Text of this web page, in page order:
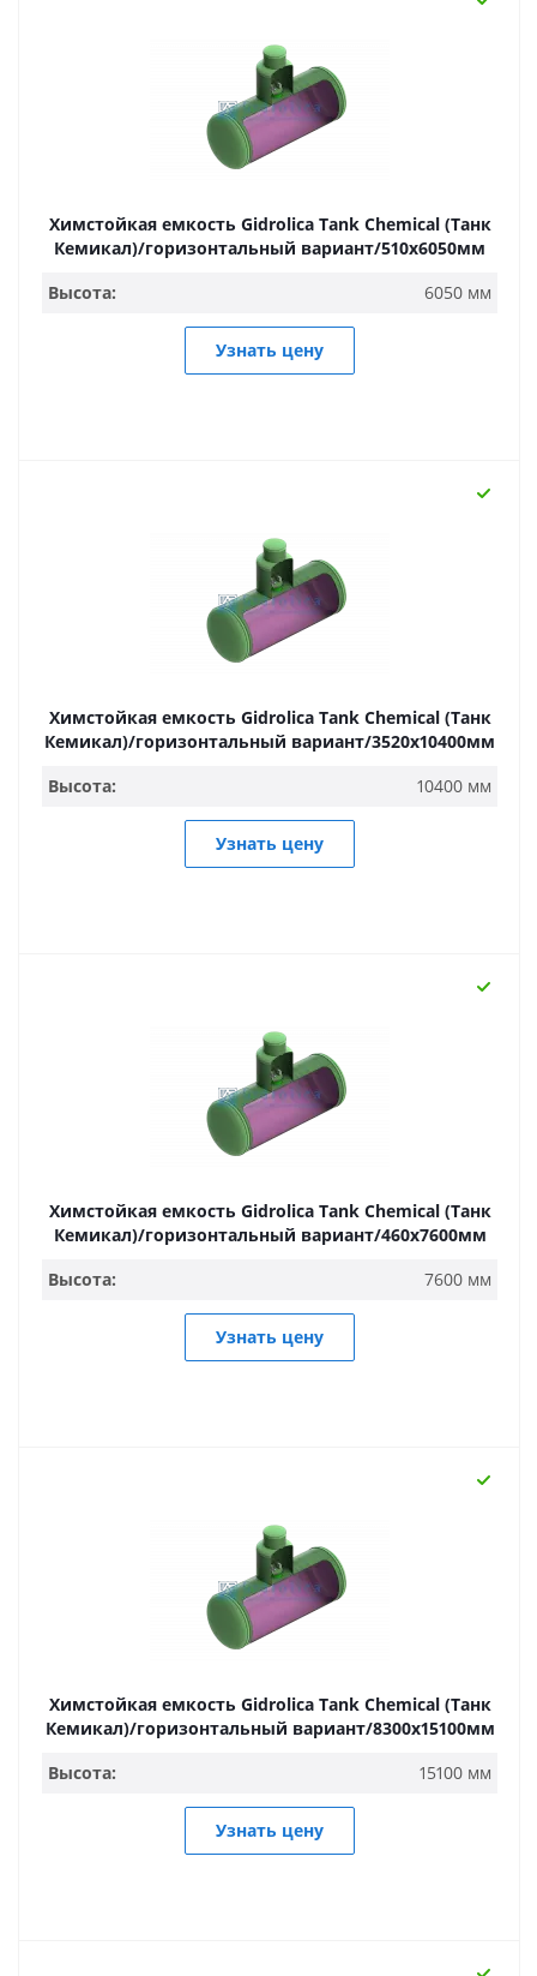
Химстойкая емкость Gidrolica Tank Chemical (Танк
Кемикал)/горизонтальный вариант/510х6050мм
Высота:
6050 мм
Узнать цену
Химстойкая емкость Gidrolica Tank Chemical (Танк
Кемикал)/горизонтальный вариант/3520х10400мм
Высота:
10400 мм
Узнать цену
Химстойкая емкость Gidrolica Tank Chemical (Танк
Кемикал)/горизонтальный вариант/460х7600мм
Высота:
7600 мм
Узнать цену
Химстойкая емкость Gidrolica Tank Chemical (Танк
Кемикал)/горизонтальный вариант/8300х15100мм
Высота:
15100 мм
Узнать цену